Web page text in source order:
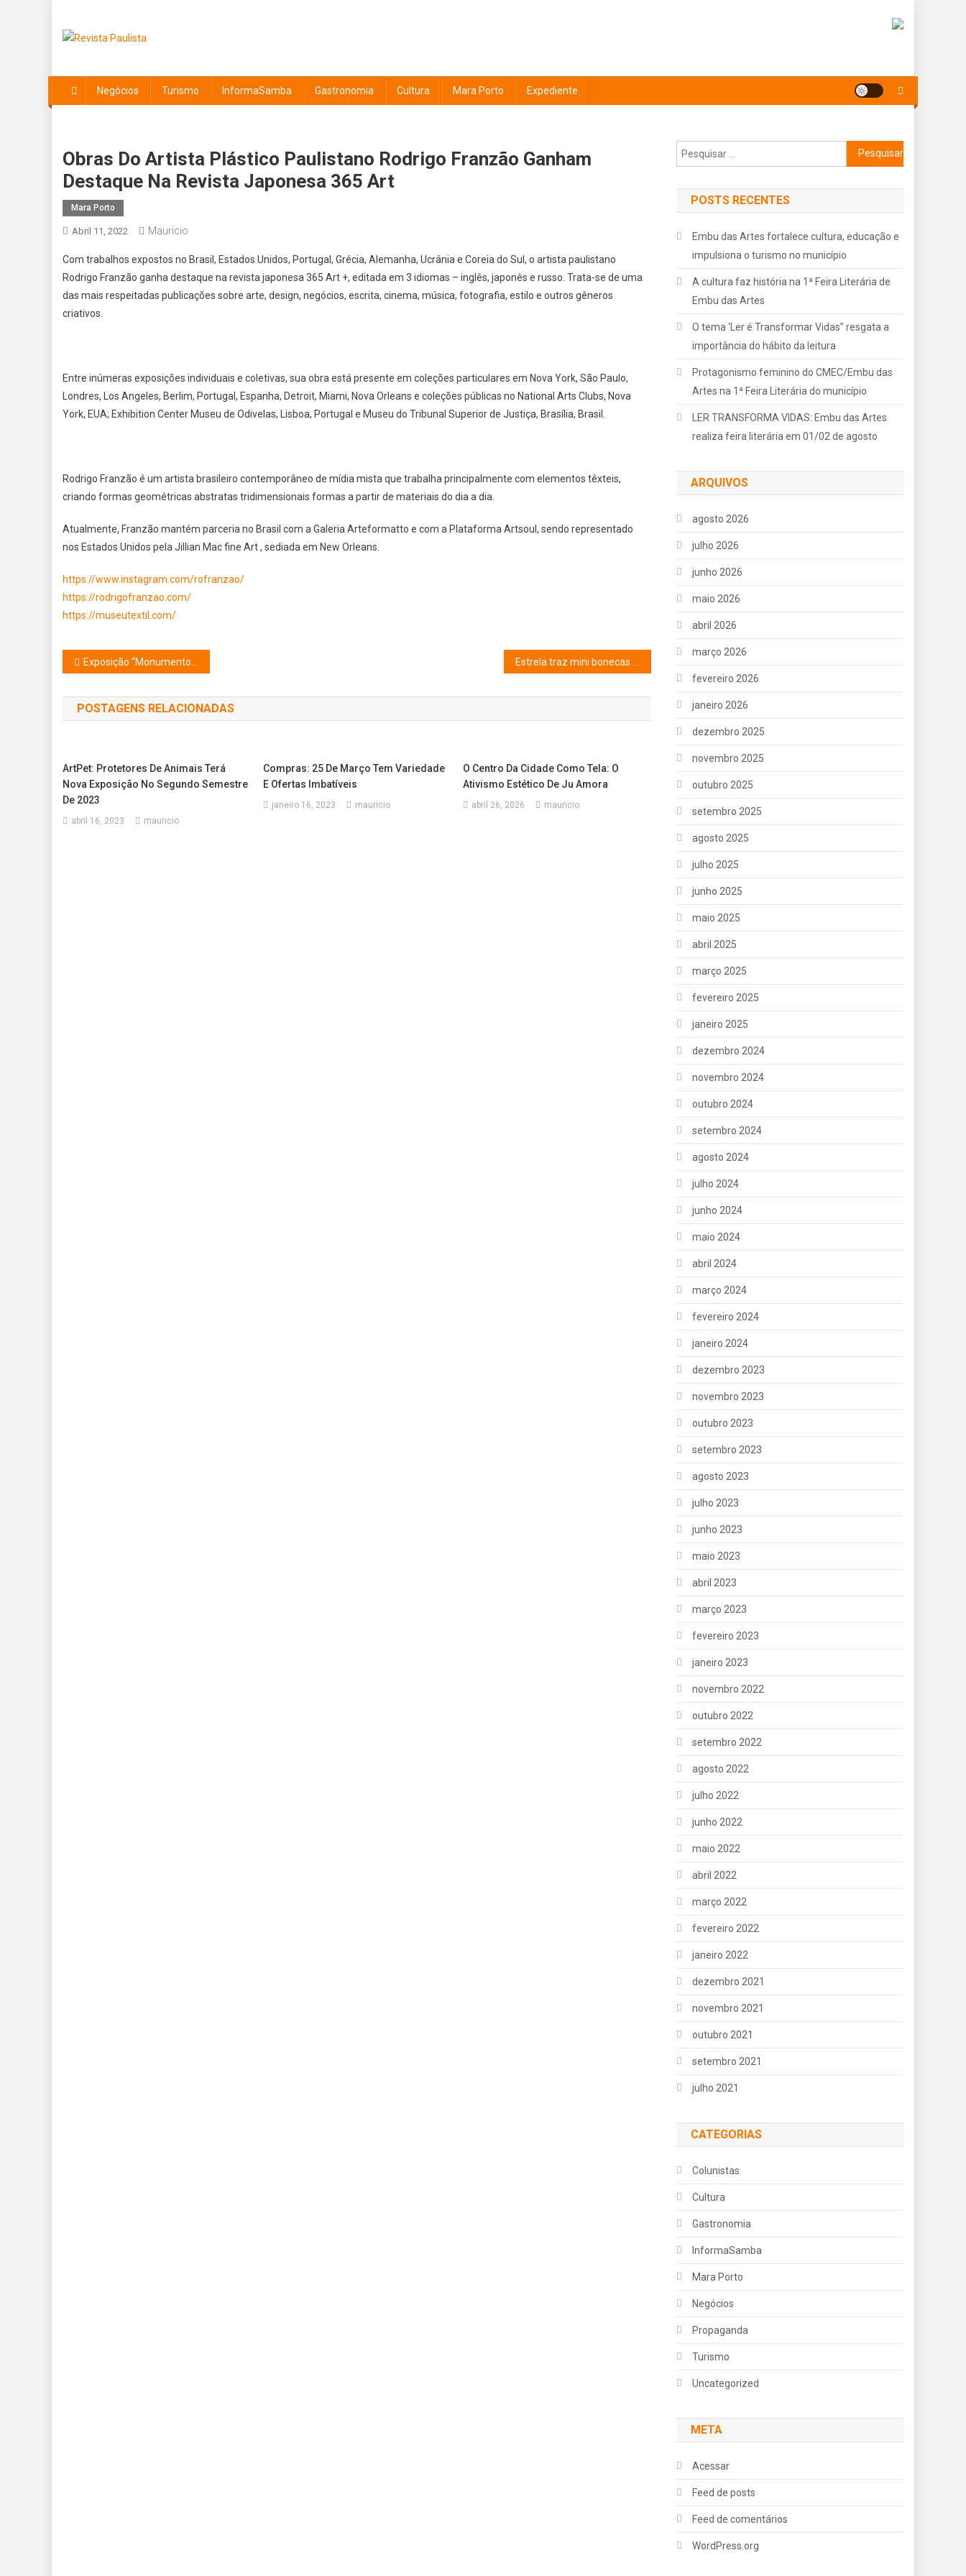
content
Negócios Turismo InformaSamba Gastronomia Cultura Mara Porto Expediente
Obras Do Artista Plástico Paulistano Rodrigo Franzão Ganham
Destaque Na Revista Japonesa 365 Art
Mara Porto
Abril 11, 2022 Mauricio
Com trabalhos expostos no Brasil, Estados Unidos, Portugal, Grécia, Alemanha, Ucrânia e Coreia do Sul, o artista paulistano
Rodrigo Franzão ganha destaque na revista japonesa 365 Art +, editada em 3 idiomas – inglês, japonês e russo. Trata-se de uma
das mais respeitadas publicações sobre arte, design, negócios, escrita, cinema, música, fotografia, estilo e outros gêneros
criativos.
Entre inúmeras exposições individuais e coletivas, sua obra está presente em coleções particulares em Nova York, São Paulo,
Londres, Los Angeles, Berlim, Portugal, Espanha, Detroit, Miami, Nova Orleans e coleções públicas no National Arts Clubs, Nova
York, EUA; Exhibition Center Museu de Odivelas, Lisboa, Portugal e Museu do Tribunal Superior de Justiça, Brasília, Brasil.
Rodrigo Franzão é um artista brasileiro contemporâneo de mídia mista que trabalha principalmente com elementos têxteis,
criando formas geométricas abstratas tridimensionais formas a partir de materiais do dia a dia.
Atualmente, Franzão mantém parceria no Brasil com a Galeria Arteformatto e com a Plataforma Artsoul, sendo representado
nos Estados Unidos pela Jillian Mac fine Art , sediada em New Orleans.
https://www.instagram.com/rofranzao/
https://rodrigofranzao.com/
https://museutextil.com/
Navegação
de
Post
Exposição “Monumentos da Cidade de São Paulo” – Estação Higienópolis-Mackenzie – Metrô linha Amarela
POSTAGENS RELACIONADAS
ArtPet: Protetores De Animais Terá
Nova Exposição No Segundo Semestre
De 2023
abril 16, 2023 mauricio
Compras: 25 De Março Tem Variedade
E Ofertas Imbatíveis
janeiro 16, 2023 mauricio
O Centro Da Cidade Como Tela: O
Ativismo Estético De Ju Amora
abril 26, 2026 mauricio
Pesquisar
por:
POSTS RECENTES
Embu das Artes fortalece cultura, educação e
impulsiona o turismo no município
A cultura faz história na 1ª Feira Literária de
Embu das Artes
O tema ‘Ler é Transformar Vidas” resgata a
importância do hábito da leitura
Protagonismo feminino do CMEC/Embu das
Artes na 1ª Feira Literária do município
LER TRANSFORMA VIDAS: Embu das Artes
realiza feira literária em 01/02 de agosto
ARQUIVOS
agosto 2026
julho 2026
junho 2026
maio 2026
abril 2026
março 2026
fevereiro 2026
janeiro 2026
dezembro 2025
novembro 2025
outubro 2025
setembro 2025
agosto 2025
julho 2025
junho 2025
maio 2025
abril 2025
março 2025
fevereiro 2025
janeiro 2025
dezembro 2024
novembro 2024
outubro 2024
setembro 2024
agosto 2024
julho 2024
junho 2024
maio 2024
abril 2024
março 2024
fevereiro 2024
janeiro 2024
dezembro 2023
novembro 2023
outubro 2023
setembro 2023
agosto 2023
julho 2023
junho 2023
maio 2023
abril 2023
março 2023
fevereiro 2023
janeiro 2023
novembro 2022
outubro 2022
setembro 2022
agosto 2022
julho 2022
junho 2022
maio 2022
abril 2022
março 2022
fevereiro 2022
janeiro 2022
dezembro 2021
novembro 2021
outubro 2021
setembro 2021
julho 2021
CATEGORIAS
Colunistas
Cultura
Gastronomia
InformaSamba
Mara Porto
Negócios
Propaganda
Turismo
Uncategorized
META
Acessar
Feed de posts
Feed de comentários
WordPress.org